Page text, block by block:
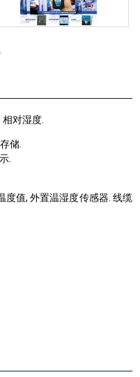
对湿度.
储.
.
度值, 外置温湿度传感器. 线缆